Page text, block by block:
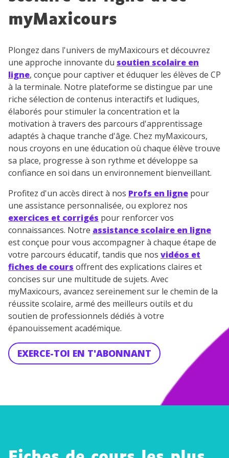
myMaxicours
Plongez dans l'univers de myMaxicours et découvrez
une approche innovante du soutien scolaire en
ligne, conçue pour captiver et éduquer les élèves de CP
à la terminale. Notre plateforme se distingue par une
riche sélection de contenus interactifs et ludiques,
élaborés pour stimuler la concentration et la
motivation à travers des parcours d'apprentissage
adaptés à chaque tranche d'âge. Chez myMaxicours,
nous croyons en une éducation où chaque élève trouve
sa place, progresse à son rythme et développe sa
confiance en soi dans un environnement bienveillant.
Profitez d'un accès direct à nos Profs en ligne pour
une assistance personnalisée, ou explorez nos
exercices et corrigés pour renforcer vos
connaissances. Notre assistance scolaire en ligne
est conçue pour vous accompagner à chaque étape de
votre parcours éducatif, tandis que nos vidéos et
fiches de cours offrent des explications claires et
concises sur une multitude de sujets. Avec
myMaxicours, avancez sereinement sur le chemin de la
réussite scolaire, armé des meilleurs outils et du
soutien de professionnels dédiés à votre
épanouissement académique.
EXERCE-TOI EN T'ABONNANT